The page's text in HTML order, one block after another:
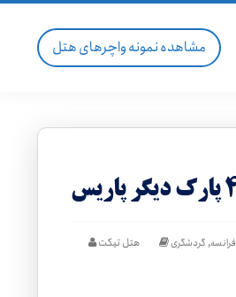
مشاهده نمونه واچرهای هتل
هتل تیکت فرانسه, گردشگری